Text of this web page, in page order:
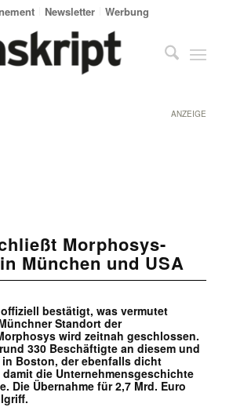
Newsletter Werbung
ANZEIGE
Morphosys-
München und USA
bestätigt, was vermutet
Standort der
wird zeitnah geschlossen.
330 Beschäftigte an diesem und
in Boston, der ebenfalls dicht
die Unternehmensgeschichte
Die Übernahme für 2,7 Mrd. Euro